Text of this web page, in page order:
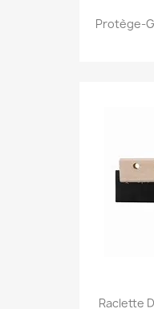
Protège-
Raclette